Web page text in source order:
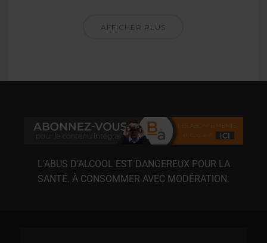
AFFICHER PLUS
L’ABUS D’ALCOOL EST DANGEREUX POUR LA
SANTÉ. À CONSOMMER AVEC MODÉRATION.